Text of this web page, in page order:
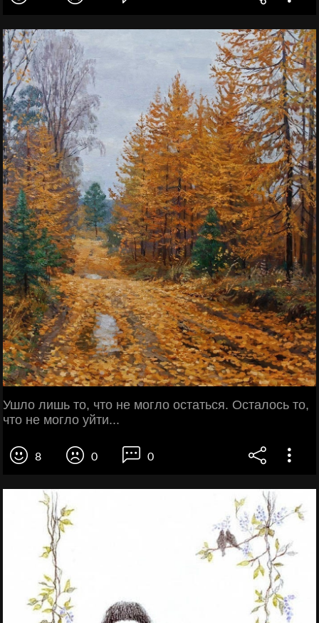
Ушло лишь то, что не могло остаться. Осталось то,
что не могло уйти...
8 0 0